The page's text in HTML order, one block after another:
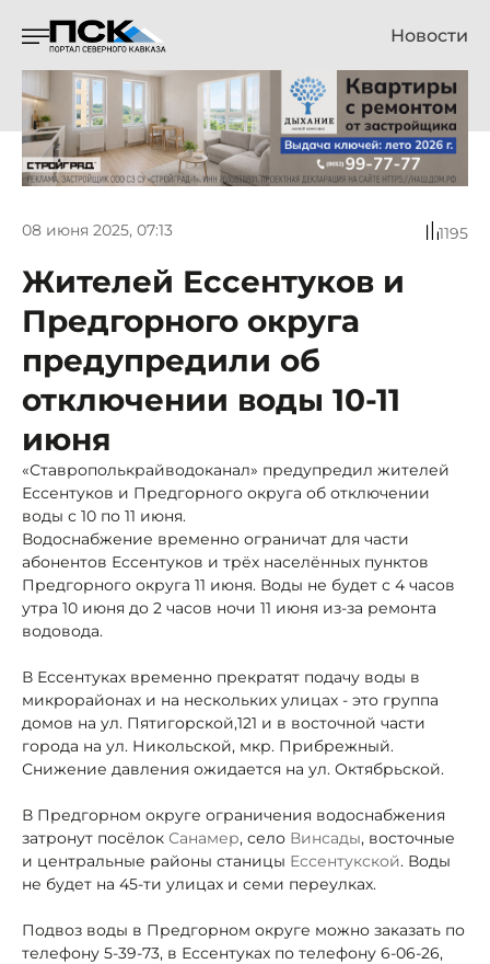
Новости
08 июня 2025, 07:13 1195
Жителей Ессентуков и
Предгорного округа
предупредили об
отключении воды 10-11
июня
«Ставрополькрайводоканал» предупредил жителей
Ессентуков и Предгорного округа об отключении
воды с 10 по 11 июня.
Водоснабжение временно ограничат для части
абонентов Ессентуков и трёх населённых пунктов
Предгорного округа 11 июня. Воды не будет с 4 часов
утра 10 июня до 2 часов ночи 11 июня из-за ремонта
водовода.
В Ессентуках временно прекратят подачу воды в
микрорайонах и на нескольких улицах - это группа
домов на ул. Пятигорской,121 и в восточной части
города на ул. Никольской, мкр. Прибрежный.
Снижение давления ожидается на ул. Октябрьской.
В Предгорном округе ограничения водоснабжения
затронут посёлок Санамер, село Винсады, восточные
и центральные районы станицы Ессентукской. Воды
не будет на 45-ти улицах и семи переулках.
Подвоз воды в Предгорном округе можно заказать по
телефону 5-39-73, в Ессентуках по телефону 6-06-26,